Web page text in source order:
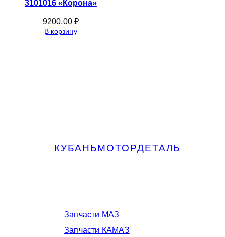
3101016 «Корона»
9200,00₽
В корзину
КУБАНЬМОТОРДЕТАЛЬ
Запчасти МАЗ
Запчасти КАМАЗ